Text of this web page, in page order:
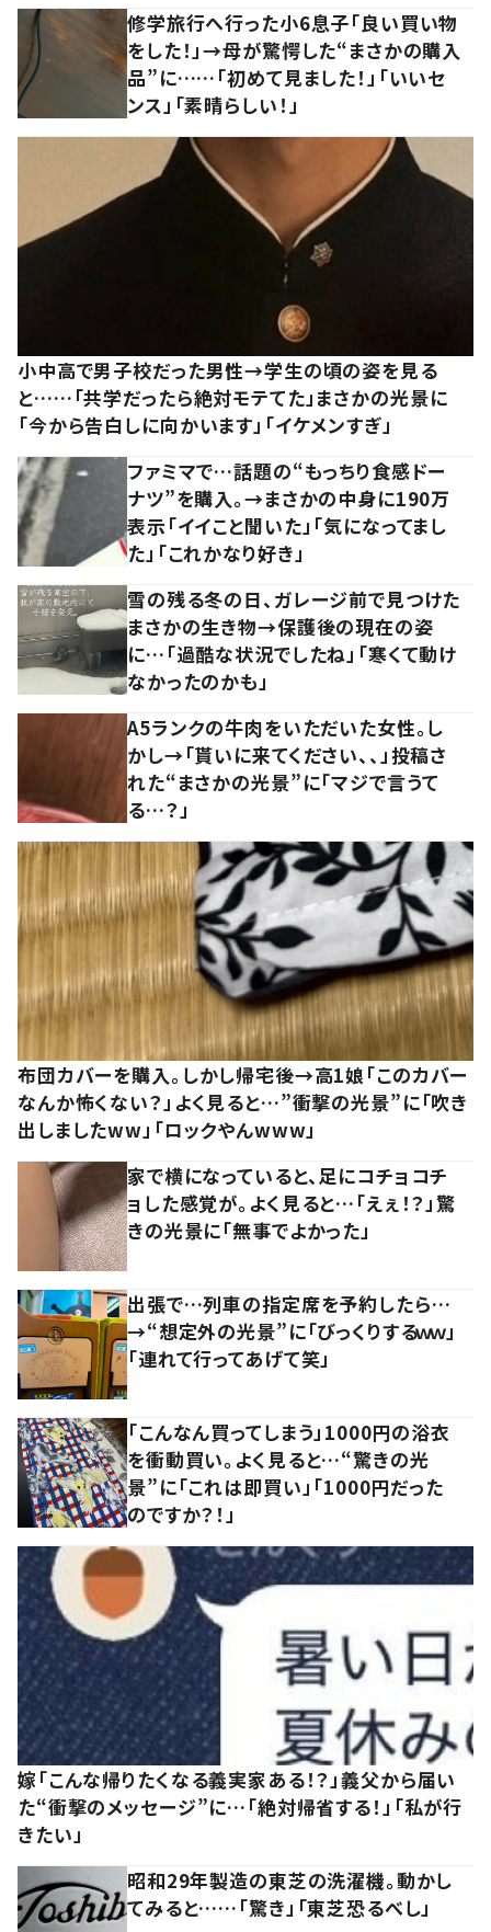
修学旅行へ行った小6息子「良い買い物
をした！」→母が驚愕した“まさかの購入
品”に……「初めて見ました！」「いいセ
ンス」「素晴らしい！」
小中高で男子校だった男性→学生の頃の姿を見る
と……「共学だったら絶対モテてた」まさかの光景に
「今から告白しに向かいます」「イケメンすぎ」
ファミマで…話題の“もっちり食感ドー
ナツ”を購入。→まさかの中身に190万
表示「イイこと聞いた」「気になってまし
た」「これかなり好き」
雪の残る冬の日、ガレージ前で見つけた
まさかの生き物→保護後の現在の姿
に…「過酷な状況でしたね」「寒くて動け
なかったのかも」
A5ランクの牛肉をいただいた女性。し
かし→「貰いに来てください、、」投稿さ
れた“まさかの光景”に「マジで言うて
る…？」
布団カバーを購入。しかし帰宅後→高1娘「このカバー
なんか怖くない？」よく見ると…”衝撃の光景”に「吹き
出しましたww」「ロックやんwww」
家で横になっていると、足にコチョコチ
ョした感覚が。よく見ると…「えぇ！？」驚
きの光景に「無事でよかった」
出張で…列車の指定席を予約したら…
→“想定外の光景”に「びっくりするｗｗ」
「連れて行ってあげて笑」
「こんなん買ってしまう」1000円の浴衣
を衝動買い。よく見ると…“驚きの光
景”に「これは即買い」「1000円だった
のですか？！」
嫁「こんな帰りたくなる義実家ある！？」義父から届い
た“衝撃のメッセージ”に…「絶対帰省する！」「私が行
きたい」
昭和29年製造の東芝の洗濯機。動かし
てみると……「驚き」「東芝恐るべし」